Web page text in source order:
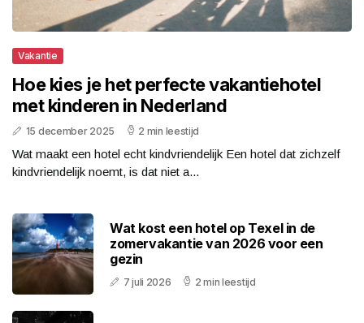
Vakantie
Hoe kies je het perfecte vakantiehotel
met kinderen in Nederland
15 december 2025 2 min leestijd
Wat maakt een hotel echt kindvriendelijk Een hotel dat zichzelf
kindvriendelijk noemt, is dat niet a...
Wat kost een hotel op Texel in de
zomervakantie van 2026 voor een
gezin
7 juli 2026 2 min leestijd